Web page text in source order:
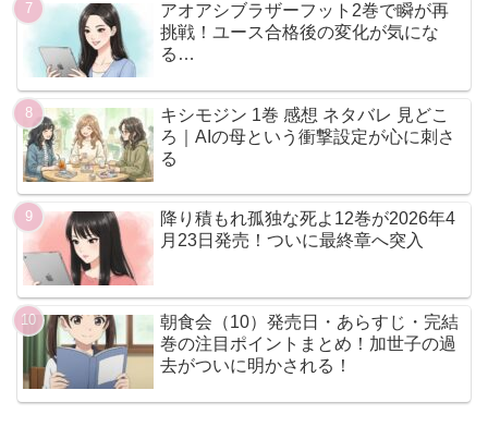
アオアシブラザーフット2巻で瞬が再
挑戦！ユース合格後の変化が気にな
る…
キシモジン 1巻 感想 ネタバレ 見どこ
ろ｜AIの母という衝撃設定が心に刺さ
る
降り積もれ孤独な死よ12巻が2026年4
月23日発売！ついに最終章へ突入
朝食会（10）発売日・あらすじ・完結
巻の注目ポイントまとめ！加世子の過
去がついに明かされる！